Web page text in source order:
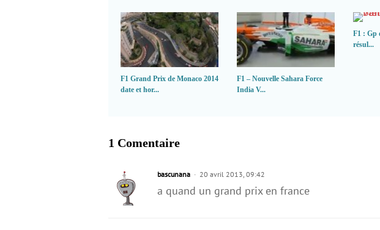
F1 Grand Prix de Monaco 2014
date et hor...
F1 – Nouvelle Sahara Force
India V...
F1 : Gp
résul...
1 Comentaire
bascunana 20 avril 2013, 09:42
a quand un grand prix en france